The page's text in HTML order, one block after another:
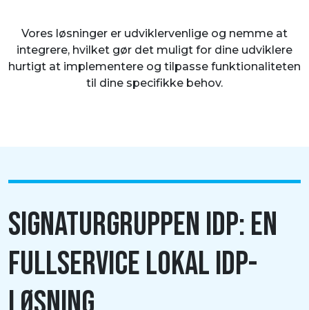
Vores løsninger er udviklervenlige og nemme at
integrere, hvilket gør det muligt for dine udviklere
hurtigt at implementere og tilpasse funktionaliteten
til dine specifikke behov.
SIGNATURGRUPPEN IDP: EN
FULLSERVICE LOKAL IDP-